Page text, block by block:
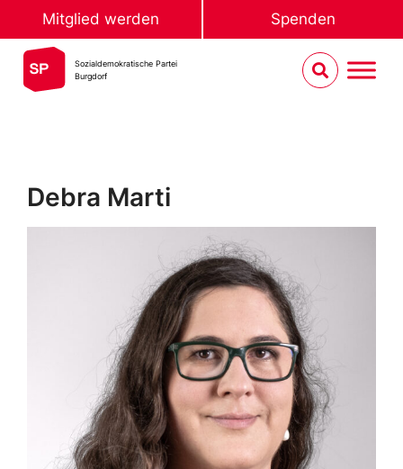
Mitglied werden Spenden
Sozialdemokratische Partei
Burgdorf
Debra Marti